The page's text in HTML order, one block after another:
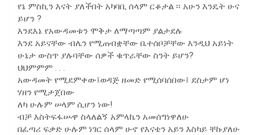
የኔ ምስኪን እናት ያለችበት አካባቢ ሰላም ርቆታል ፡፡ አሁን እንዴት ሁና
ይሆን ?
እንደእኔ የአውዳመቱን ሞቅታ ለማጣጣም ያልታደሉ
እንደ አይናቸው ብሌን የሚጠብቋቸው ቤተሰቦቻቸው እንዲህ አይነት
ሁኔታ ውስጥ ያሉባቸው ሰዎች ቁጥራቸው ስንት ይሆን?
ህህምምም . . .
አውዳመት የሚደምቀው፤ወዳጅ ዘመድ የሚሰባሰበው፤ ደስታም ሆነ
ሃዘን የሚታጀበው
ለካ ሁሉም ሠላም ሲሆን ነው!
ብቻ እስትፍፋሡዋ ስላለልኝ አምላኬን አመሰግነዋለሁ
በፈጣሪ ፍቃድ ሁሉም ነገር ሰላም ሁኖ የእናቴን አይን እስካይ ቸኩያለሁ